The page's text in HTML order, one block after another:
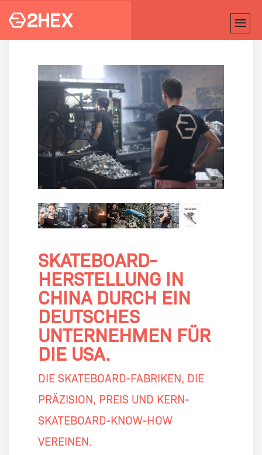
SKATEBOARD-
HERSTELLUNG IN
CHINA DURCH EIN
DEUTSCHES
UNTERNEHMEN FÜR
DIE USA.
DIE SKATEBOARD-FABRIKEN, DIE
PRÄZISION, PREIS UND KERN-
SKATEBOARD-KNOW-HOW
VEREINEN.